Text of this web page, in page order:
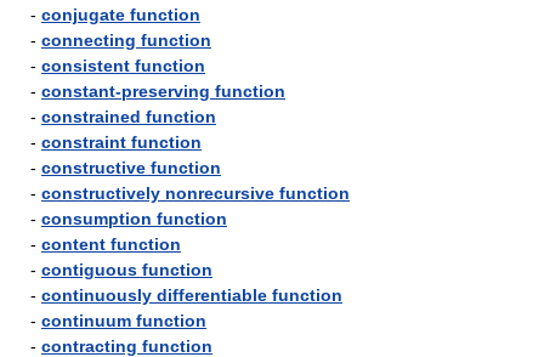
- conjugate function
- connecting function
- consistent function
- constant-preserving function
- constrained function
- constraint function
- constructive function
- constructively nonrecursive function
- consumption function
- content function
- contiguous function
- continuously differentiable function
- continuum function
- contracting function